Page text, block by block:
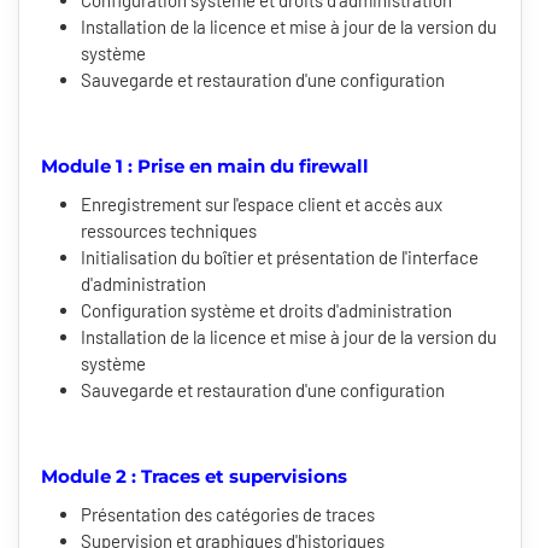
Installation de la licence et mise à jour de la version du
système
Sauvegarde et restauration d'une configuration
Module 1 : Prise en main du firewall
Enregistrement sur l'espace client et accès aux
ressources techniques
Initialisation du boîtier et présentation de l'interface
d'administration
Configuration système et droits d'administration
Installation de la licence et mise à jour de la version du
système
Sauvegarde et restauration d'une configuration
Module 2 : Traces et supervisions
Présentation des catégories de traces
Supervision et graphiques d'historiques